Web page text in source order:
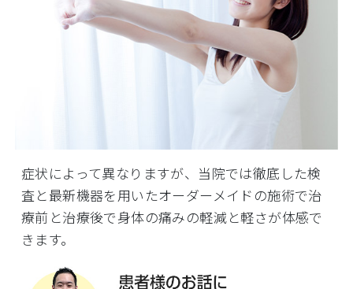
症状によって異なりますが、当院では徹底した検
査と最新機器を用いたオーダーメイドの施術で治
療前と治療後で身体の痛みの軽減と軽さが体感で
きます。